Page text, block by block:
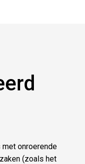
onroerende
(zoals het